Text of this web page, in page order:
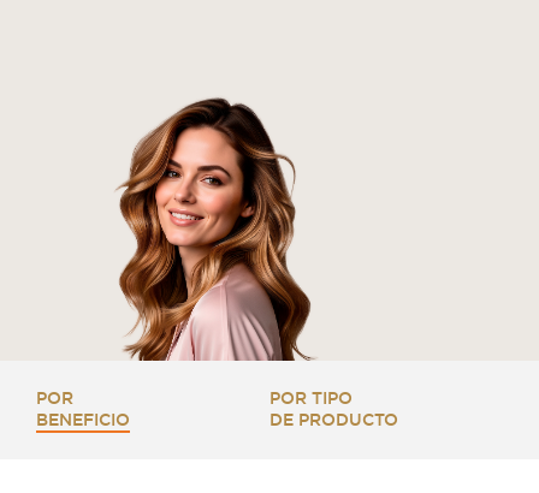
POR
BENEFICIO
POR TIPO
DE PRODUCTO